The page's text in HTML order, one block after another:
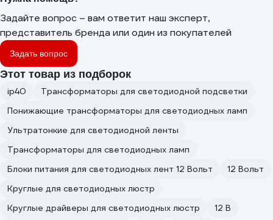
Задайте вопрос – вам ответит наш эксперт,
представитель бренда или один из покупателей
Задать вопрос
Этот товар из подборок
ip40
Трансформаторы для светодиодной подсветки
Понижающие трансформаторы для светодиодных ламп
Ультратонкие для светодиодной ленты
Трансформаторы для светодиодных ламп
Блоки питания для светодиодных лент 12 Вольт
12 Вольт
Круглые для светодиодных люстр
Круглые драйверы для светодиодных люстр
12 В